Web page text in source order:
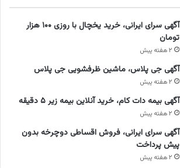
آگهی سرای ایرانی، خرید یخچال با روزی ۱۰۰ هزار
تومان
۲ هفته پیش
آگهی جی پلاس، ماشین ظرفشویی جی پلاس
۲ هفته پیش
آگهی بیمه دات کام، خرید آنلاین بیمه زیر ۵ دقیقه
۲ هفته پیش
آگهی سرای ایرانی، فروش اقساطی دوچرخه بدون
پیش پرداخت
۲ هفته پیش